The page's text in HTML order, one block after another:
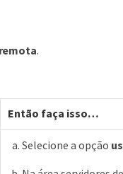
.
Então faça isso…​
Selecione a opção